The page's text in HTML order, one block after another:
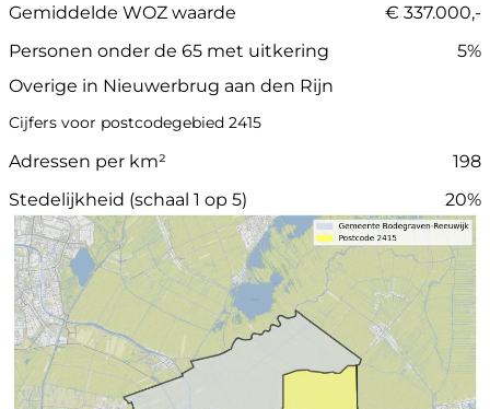
Gemiddelde WOZ waarde
€ 337.000,-
Personen onder de 65 met uitkering
5%
Overige in Nieuwerbrug aan den Rijn
Cijfers voor postcodegebied 2415
Adressen per km²
198
Stedelijkheid (schaal 1 op 5)
20%